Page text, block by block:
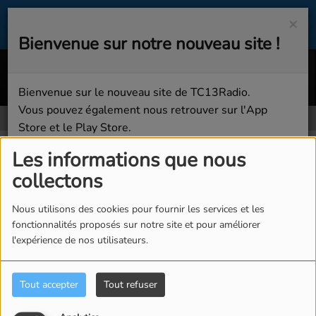
Les informations que nous
collectons
Nous utilisons des cookies pour fournir les services et les
fonctionnalités proposés sur notre site et pour améliorer
l'expérience de nos utilisateurs.
Tout accepter Tout refuser
MAÎTRE GIMS;MALUMA
Se connecter
Se connecter
Email
×
Bienvenue sur notre nouveau site !
Bienvenue sur le nouveau site de TC13Radio.
Vous pouvez également nous retrouver sur l'App
Store et le Play Store.
Bonne écoute sur TC13Radio !